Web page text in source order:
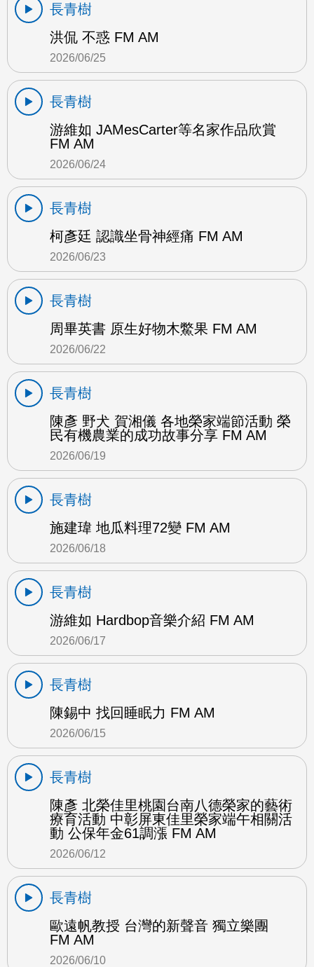
長青樹
洪侃 不惑 FM AM
2026/06/25
長青樹
游維如 JAMesCarter等名家作品欣賞
FM AM
2026/06/24
長青樹
柯彥廷 認識坐骨神經痛 FM AM
2026/06/23
長青樹
周畢英書 原生好物木鱉果 FM AM
2026/06/22
長青樹
陳彥 野犬 賀湘儀 各地榮家端節活動 榮
民有機農業的成功故事分享 FM AM
2026/06/19
長青樹
施建瑋 地瓜料理72變 FM AM
2026/06/18
長青樹
游維如 Hardbop音樂介紹 FM AM
2026/06/17
長青樹
陳錫中 找回睡眠力 FM AM
2026/06/15
長青樹
陳彥 北榮佳里桃園台南八德榮家的藝術
療育活動 中彰屏東佳里榮家端午相關活
動 公保年金61調漲 FM AM
2026/06/12
長青樹
歐遠帆教授 台灣的新聲音 獨立樂團
FM AM
2026/06/10